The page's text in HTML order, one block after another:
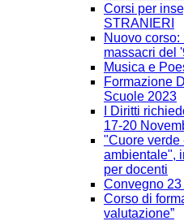
Corsi per
STRANIERI
Nuovo
massacri del
Musica e
Formazione
Scuole 2023
I Diritti
17-20
"Cuore verde
ambientale",
per docenti
Convegno
Corso di
valutazione”